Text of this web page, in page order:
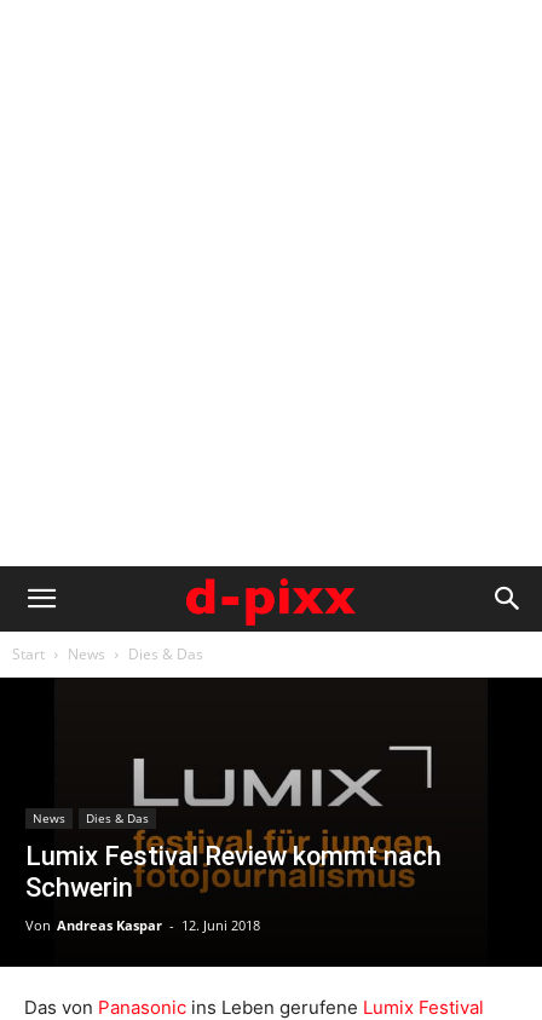
Start News Dies & Das
News Dies & Das
Lumix Festival Review kommt nach
Schwerin
Von Andreas Kaspar - 12. Juni 2018
Das von Panasonic ins Leben gerufene Lumix Festival